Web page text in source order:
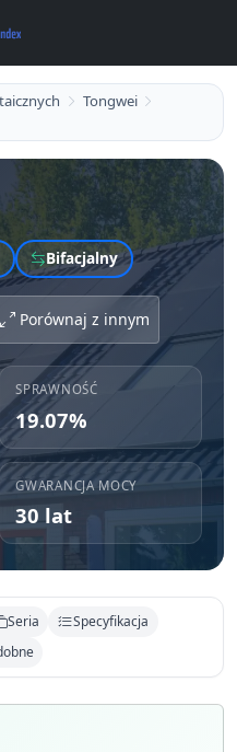
Tongwei
Bifacjalny
Porównaj z innym
SPRAWNOŚĆ
19.07%
GWARANCJA MOCY
30 lat
Seria
Specyfikacja